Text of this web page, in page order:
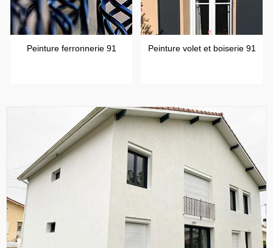
Peinture ferronnerie 91 Peinture volet et boiserie 91